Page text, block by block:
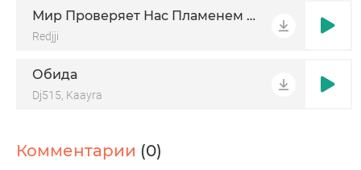
Мир Проверяет Нас Пламенем Снова
Redjji
Обида
Dj515, Kaayra
Комментарии (0)